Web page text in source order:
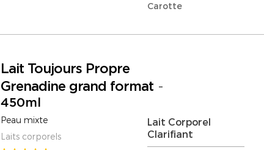
Carotte
Lait Toujours Propre
Grenadine grand format-
450ml
Peau mixte
Laits corporels
Lait Corporel
Clarifiant